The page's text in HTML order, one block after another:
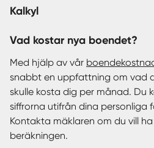
Kalkyl
Vad kostar nya boendet?
Med hjälp av vår
snabbt en uppfattning om vad
skulle kosta dig per månad. Du
siffrorna utifrån dina personliga
Kontakta mäklaren om du vill
beräkningen.